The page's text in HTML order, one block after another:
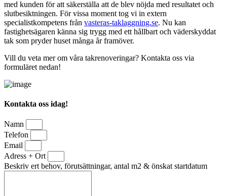
med kunden för att säkerställa att de blev nöjda med resultatet och
slutbesiktningen. För vissa moment tog vi in extern
specialistkompetens från vasteras-taklaggning.se. Nu kan
fastighetsägaren känna sig trygg med ett hållbart och väderskyddat
tak som pryder huset många år framöver.
Vill du veta mer om våra takrenoveringar? Kontakta oss via
formuläret nedan!
Kontakta oss idag!
Namn
Telefon
Email
Adress + Ort
Beskriv ert behov, förutsättningar, antal m2 & önskat startdatum